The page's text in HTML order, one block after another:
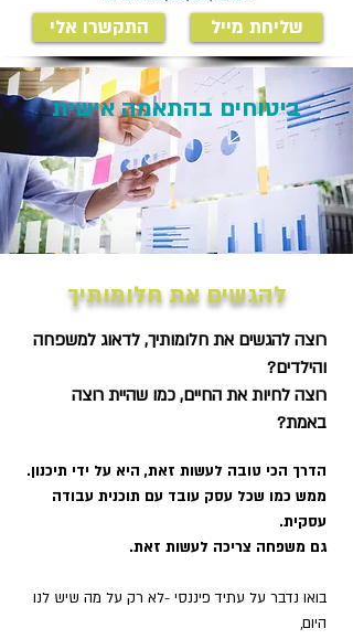
התקשרו אלי שליחת מייל
ביטוחים בהתאמה אישית
להגשים את חלומותיך
רוצה להגשים את חלומותיך, לדאוג למשפחה
והילדים?
רוצה לחיות את החיים, כמו שהיית רוצה
באמת?
הדרך הכי טובה לעשות זאת, היא על ידי תיכנון.
ממש כמו שכל עסק עובד עם תוכנית עבודה
עסקית.
גם משפחה צריכה לעשות זאת.
בואו נדבר על עתיד פיננסי -לא רק על מה שיש לנו
היום,